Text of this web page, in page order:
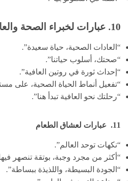
10. عبارات لخبراء الصحة والعافية
“العادات الصحية، حياة سعيدة”.
“صحتك، أسلوب حياتنا”.
“إحداث ثورة في روتين العافية”.
“تفعيل أنماط الحياة الصحية، على
“رحلتك نحو العافية تبدأ هنا”.
11. عبارات لعشاق الطعام
“نكهات توحد العالم”.
“أكثر من مجرد وجبة، بوتقة تنصهر
“الجودة البسيطة، واللذيذة ببساطة”.